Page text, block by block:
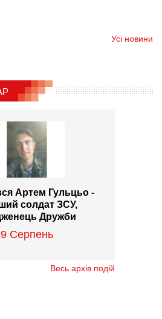
Усі новини
Артем Гульцьо -
солдат ЗСУ,
Дружби
9 Серпень
Весь архів подій